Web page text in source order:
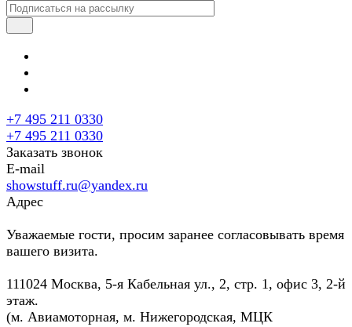
+7 495 211 0330
+7 495 211 0330
Заказать звонок
E-mail
showstuff.ru@yandex.ru
Адрес
Уважаемые гости, просим заранее согласовывать время
вашего визита.
111024 Москва, 5-я Кабельная ул., 2, стр. 1, офис 3, 2-й
этаж.
(м. Авиамоторная, м. Нижегородская, МЦК